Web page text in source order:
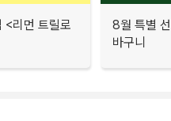
<리먼 트릴로
8월 특별
바구니